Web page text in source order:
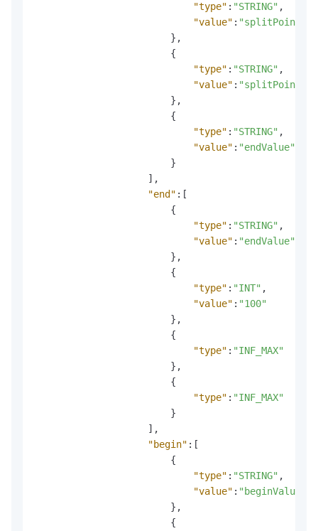
"type" : "STRING" ,
"value" : "splitPoint2"
} ,
{
"type" : "STRING" ,
"value" : "splitPoint3"
} ,
{
"type" : "STRING" ,
"value" : "endValue"
}
] ,
"end" : [
{
"type" : "STRING" ,
"value" : "endValue"
} ,
{
"type" : "INT" ,
"value" : "100"
} ,
{
"type" : "INF_MAX"
} ,
{
"type" : "INF_MAX"
}
] ,
"begin" : [
{
"type" : "STRING" ,
"value" : "beginValue"
} ,
{